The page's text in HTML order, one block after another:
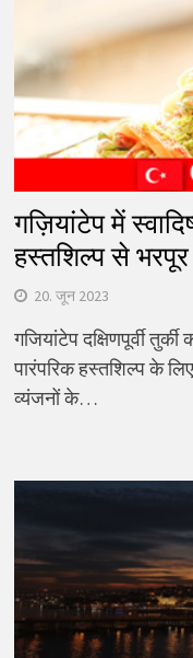
गज़ियांटेप में
हस्तशिल्प से
20. जून 2023
गजियांटेप दक्षिणपूर्वी
पारंपरिक हस्तशिल्प के
व्यंजनों के…